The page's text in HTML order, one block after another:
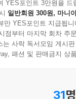
는 〈위로심리학〉
〈행복심리학〉
할 때 〈공감심리
주는 〈성공심리학〉
YES포인트 3만원을 드
일반회원 300원, 마니
만 YES포인트 지급됩니
점부터 마지막 회차 주
사락 독서모임 게시
패션 및 판매금지 상
31